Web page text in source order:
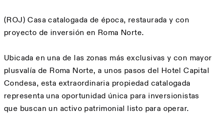
Description
(ROJ) Casa catalogada de época, restaurada y con
proyecto de inversión en Roma Norte.
Ubicada en una de las zonas más exclusivas y con mayor
plusvalía de Roma Norte, a unos pasos del Hotel Capital
Condesa, esta extraordinaria propiedad catalogada
representa una oportunidad única para inversionistas
que buscan un activo patrimonial listo para operar.